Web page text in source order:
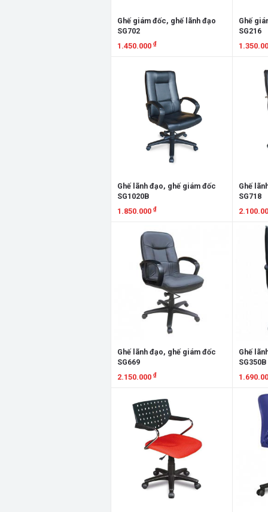
Ghế giám đốc, ghế lãnh đạo
SG702
1.450.000 ₫
Ghế
SG216
Ghế lãnh đạo, ghế giám đốc
SG1020B
1.850.000 ₫
Xem chi tiết
Ghế
SG718
Xem
Ghế lãnh đạo, ghế giám đốc
SG669
2.150.000 ₫
Ghế
SG350B
Xem